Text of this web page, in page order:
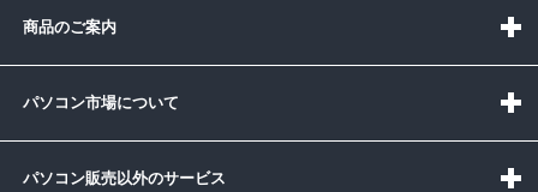
商品のご案内
パソコン市場について
パソコン販売以外のサービス